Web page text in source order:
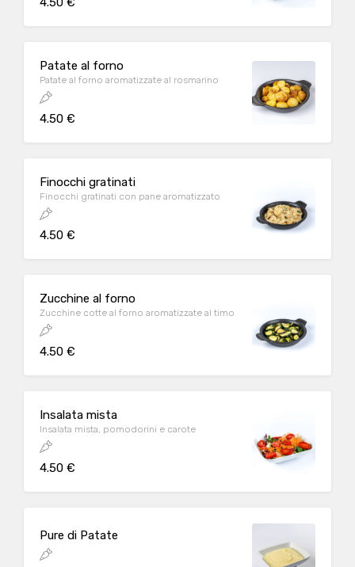
Patate al forno
Patate al forno aromatizzate al rosmarino
4.50 €
Finocchi gratinati
Finocchi gratinati con pane aromatizzato
4.50 €
Zucchine al forno
Zucchine cotte al forno aromatizzate al timo
4.50 €
Insalata mista
Insalata mista, pomodorini e carote
4.50 €
Pure di Patate